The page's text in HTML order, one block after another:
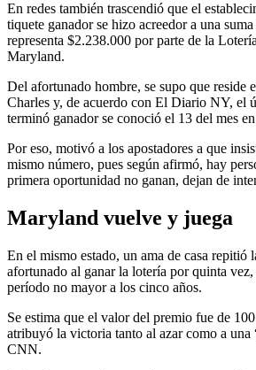
En redes también trascendió que el
tiquete ganador se hizo acreedor a una
representa $2.238.000 por parte de la
Maryland.
Del afortunado hombre, se supo que reside
Charles y, de acuerdo con El Diario NY, el
terminó ganador se conoció el 13 del mes
Por eso, motivó a los apostadores a que
mismo número, pues según afirmó, hay
primera oportunidad no ganan, dejan de
Maryland vuelve y juega
En el mismo estado, un ama de casa repitió
afortunado al ganar la lotería por quinta vez,
período no mayor a los cinco años.
Se estima que el valor del premio fue de
atribuyó la victoria tanto al azar como a
CNN.